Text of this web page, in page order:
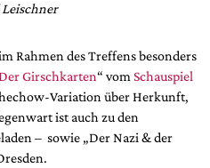
Rahmen des Treffens besonders
Girschkarten“ vom Schauspiel
Variation über Herkunft,
ist auch zu den
– sowie „Der Nazi & der